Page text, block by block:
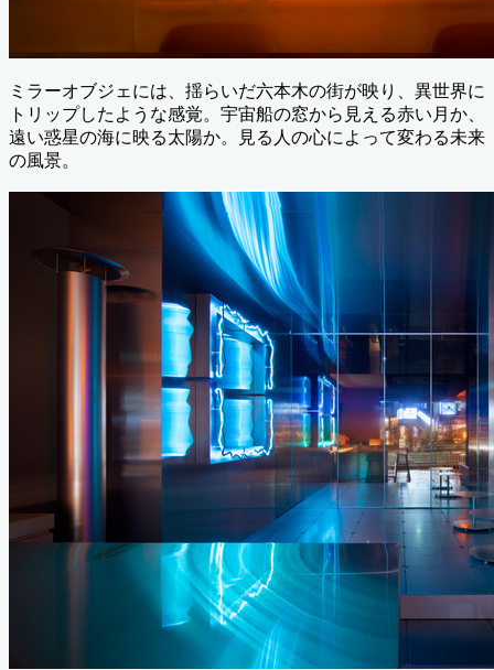
ミラーオブジェには、揺らいだ六本木の街が映り、異世界に
トリップしたような感覚。宇宙船の窓から見える赤い月か、
遠い惑星の海に映る太陽か。見る人の心によって変わる未来
の風景。